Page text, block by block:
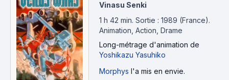
Vinasu Senki
1 h 42 min. Sortie : 1989 (France).
Animation, Action, Drame
Long-métrage d'animation de
Yoshikazu Yasuhiko
Morphys l'a mis en envie.